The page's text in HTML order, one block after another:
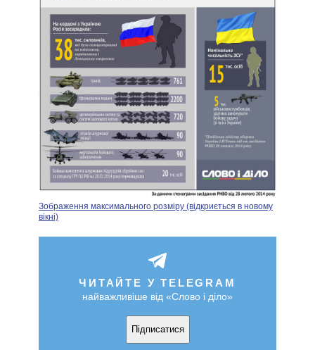
Зображення максимального розміру (відкриється в новому
вікні)
ЧИТАЙТЕ У TELEGRAM
найважливіше від «Слово і діло»
Підписатися